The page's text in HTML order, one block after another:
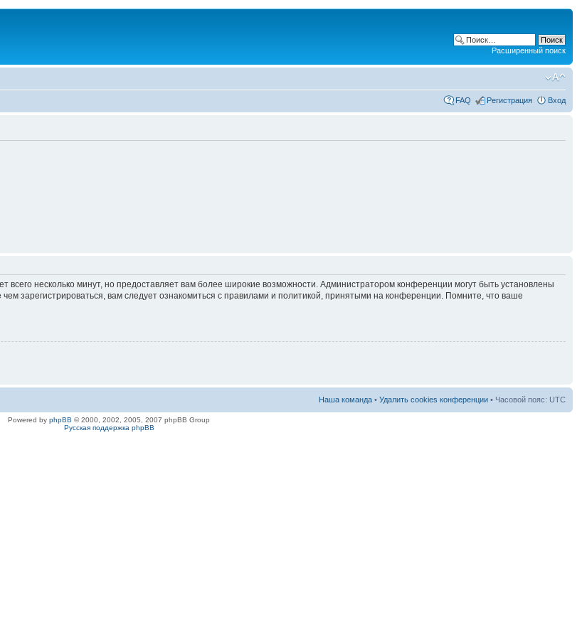
Расширенный поиск
FAQ Регистрация Вход
несколько минут, но предоставляет вам более широкие возможности. Администратором конференции могут быть установлены
зарегистрироваться, вам следует ознакомиться с правилами и политикой, принятыми на конференции. Помните, что ваше
Наша команда • Удалить cookies конференции • Часовой пояс: UTC
Powered by phpBB © 2000, 2002, 2005, 2007 phpBB Group
Русская поддержка phpBB